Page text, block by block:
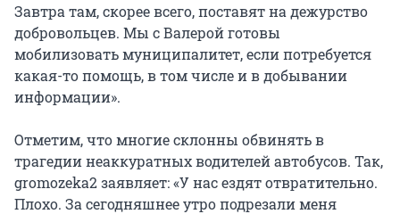
Завтра там, скорее всего, поставят на дежурство
добровольцев. Мы с Валерой готовы
мобилизовать муниципалитет, если потребуется
какая-то помощь, в том числе и в добывании
информации».
Отметим, что многие склонны обвинять в
трагедии неаккуратных водителей автобусов. Так,
gromozeka2 заявляет: «У нас ездят отвратительно.
Плохо. За сегодняшнее утро подрезали меня